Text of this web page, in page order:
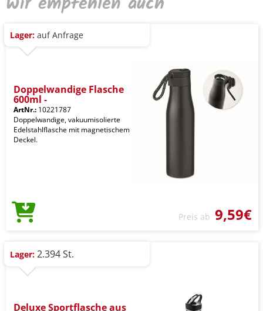
Lager: auf Anfrage
Doppelwandige Flasche
600ml -
ArtNr.: 10221787
Doppelwandige, vakuumisolierte
Edelstahlflasche mit magnetischem
Deckel.
Preis ab 9,59€
Lager: 2.394 St.
Deluxe Sportflasche aus